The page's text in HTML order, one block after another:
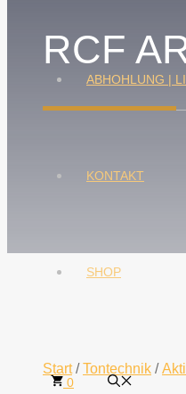
ABHOHLUNG |
KONTAKT
SHOP
0
RCF
Start/Tontechnik /